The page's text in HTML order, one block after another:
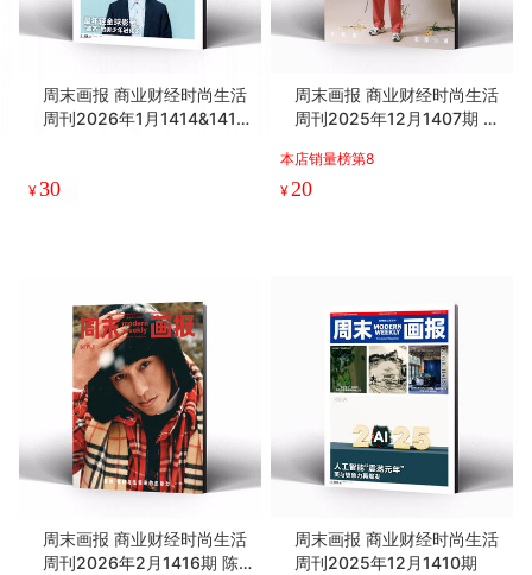
周末画报 商业财经时尚生活
周刊2026年1月1414&1415
¥30
周末画报 商业财经时尚生活
周刊2025年12月1407期 李
本店销量榜第8
¥20
周末画报 商业财经时尚生活
周刊2026年2月1416期 陈
周末画报 商业财经时尚生活
周刊2025年12月1410期